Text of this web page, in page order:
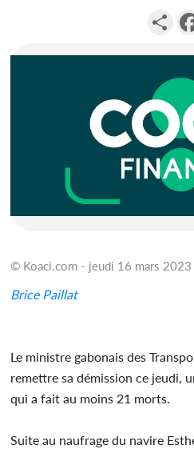
© Koaci.com - jeudi 16 mars
Brice Paillat
Le ministre gabonais des
remettre sa démission ce jeudi,
qui a fait au moins 21 morts.
Suite au naufrage du navire